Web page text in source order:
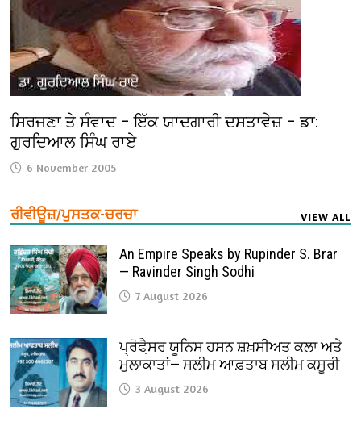
ਸਿਰਜਣਾ ਤੇ ਸੰਵਾਦ – ਇੱਕ ਯਾਦਗਾਰੀ ਦਸਤਾਵੇਜ਼ – ਡਾ:
ਗੁਰਦਿਆਲ ਸਿੰਘ ਰਾਏ
6 November 2005
ਰੀਵੀਊਜ਼/ਪੁਸਤਕ-ਚਰਚਾ VIEW ALL
An Empire Speaks by Rupinder S. Brar
— Ravinder Singh Sodhi
7 August 2026
ਪ੍ਰੋਫੈ਼ਸਰ ਯੂਨਿਸ ਹਸਨ ਸ਼ਖ਼ਸੀਅਤ ਕਲਾ ਅਤੇ
ਮੁਲਾਕਾਤਾਂ— ਸਲੀਮ ਆਫ਼ਤਾਬ ਸਲੀਮ ਕਸੂਰੀ
3 August 2026